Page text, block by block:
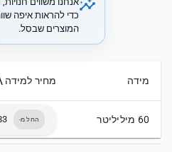
insights
כדי להראות איפה
המוצרים שבסל.
מידה מחיר
60 מיליליטר החל מ-